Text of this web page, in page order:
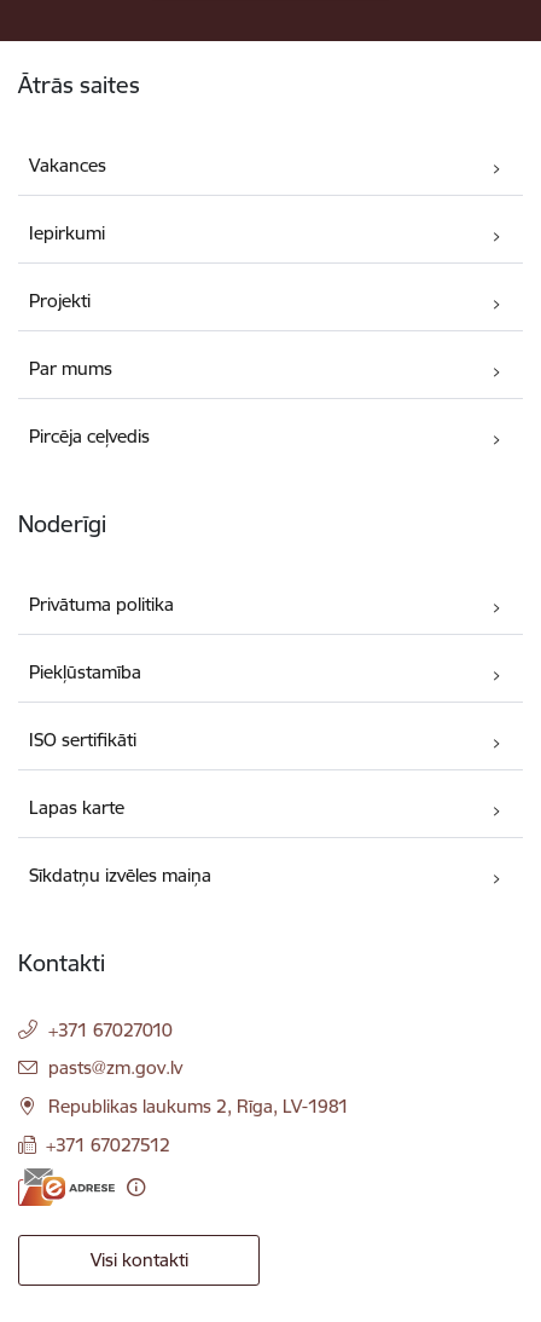
Ātrās saites
Vakances
Iepirkumi
Projekti
Par mums
Pircēja ceļvedis
Noderīgi
Privātuma politika
Piekļūstamība
ISO sertifikāti
Lapas karte
Sīkdatņu izvēles maiņa
Kontakti
+371 67027010
E-pasts:
pasts@zm.gov.lv
Republikas laukums 2, Rīga, LV-1981
+371 67027512
Visi kontakti